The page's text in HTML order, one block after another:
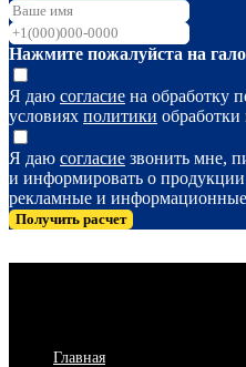
Нажмите пожалуйста на
Я даю согласие на обработку
условиях политики
Я даю согласие звонить мне,
и информировать о
рекламные и
Получить расчет
Главная